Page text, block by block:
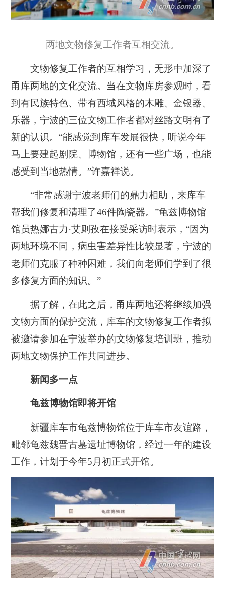
两地文物修复工作者互相交流。
文物修复工作者的互相学习，无形中加深了
甬库两地的文化交流。当在文物库房参观时，看
到有民族特色、带有西域风格的木雕、金银器、
乐器，宁波的三位文物工作者都对丝路文明有了
新的认识。“能感觉到库车发展很快，听说今年
马上要建起剧院、博物馆，还有一些广场，也能
感受到当地热情。”许嘉祥说。
“非常感谢宁波老师们的鼎力相助，来库车
帮我们修复和清理了46件陶瓷器。”龟兹博物馆
馆员热娜古力·艾则孜在接受采访时表示，“因为
两地环境不同，病虫害差异性比较显著，宁波的
老师们克服了种种困难，我们向老师们学到了很
多修复方面的知识。”
据了解，在此之后，甬库两地还将继续加强
文物方面的保护交流，库车的文物修复工作者拟
被邀请参加在宁波举办的文物修复培训班，推动
两地文物保护工作共同进步。
新闻多一点
龟兹博物馆即将开馆
新疆库车市龟兹博物馆位于库车市友谊路，
毗邻龟兹魏晋古墓遗址博物馆，经过一年的建设
工作，计划于今年5月初正式开馆。